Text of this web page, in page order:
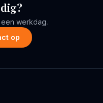
werkdag.
op